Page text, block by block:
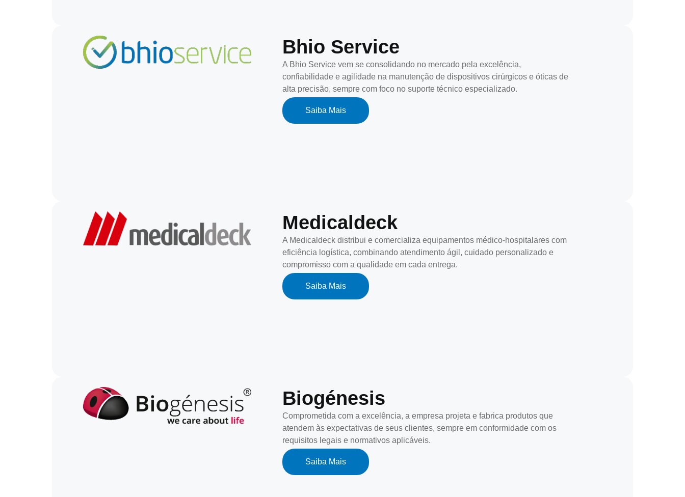
Bhio Service
A Bhio Service vem se consolidando no mercado pela excelência,
confiabilidade e agilidade na manutenção de dispositivos cirúrgicos e óticas de
alta precisão, sempre com foco no suporte técnico especializado.
Saiba Mais
Medicaldeck
A Medicaldeck distribui e comercializa equipamentos médico-hospitalares com
eficiência logística, combinando atendimento ágil, cuidado personalizado e
compromisso com a qualidade em cada entrega.
Saiba Mais
Biogénesis
Comprometida com a excelência, a empresa projeta e fabrica produtos que
atendem às expectativas de seus clientes, sempre em conformidade com os
requisitos legais e normativos aplicáveis.
Saiba Mais